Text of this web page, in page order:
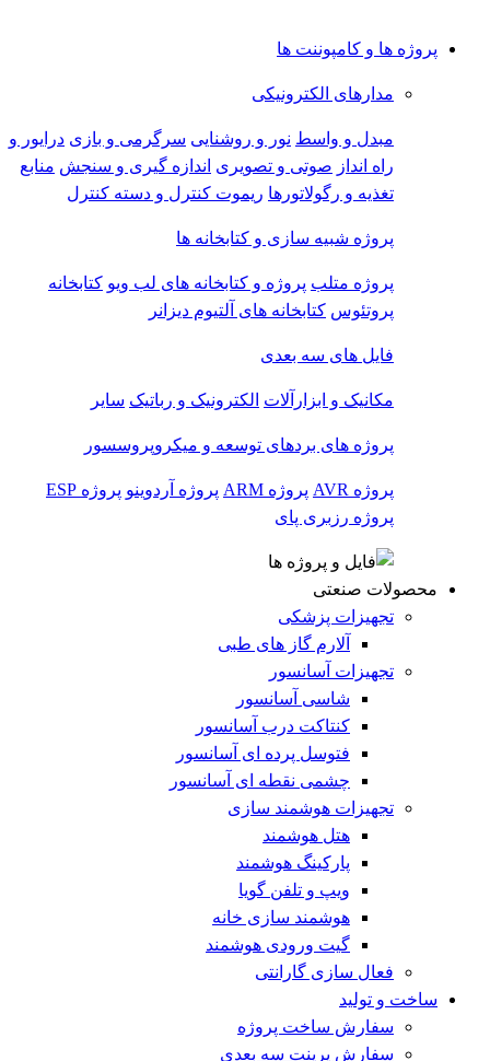
پروژه ها و کامپوننت ها
مدارهای الکترونیکی
مبدل و واسط نور و روشنایی سرگرمی و بازی درایور و
راه انداز صوتی و تصویری اندازه گیری و سنجش منابع
تغذیه و رگولاتورها ریموت کنترل و دسته کنترل
پروژه شبیه سازی و کتابخانه ها
پروژه متلب پروژه و کتابخانه های لب ویو کتابخانه
پروتئوس کتابخانه های آلتیوم دیزانر
فایل های سه بعدی
مکانیک و ابزارآلات الکترونیک و رباتیک سایر
پروژه های بردهای توسعه و میکروپروسسور
پروژه AVR پروژه ARM پروژه آردوینو پروژه ESP
پروژه رزبری پای
محصولات صنعتی
تجهیزات پزشکی
آلارم گاز های طبی
تجهیزات آسانسور
شاسی آسانسور
کنتاکت درب آسانسور
فتوسل پرده ای آسانسور
چشمی نقطه ای آسانسور
تجهیزات هوشمند سازی
هتل هوشمند
پارکینگ هوشمند
ویپ و تلفن گویا
هوشمند سازی خانه
گیت ورودی هوشمند
فعال سازی گارانتی
ساخت و تولید
سفارش ساخت پروژه
سفارش پرینت سه بعدی